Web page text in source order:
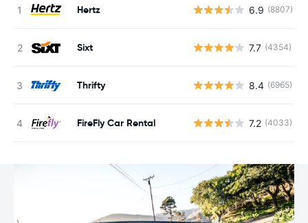
Hertz 6.9 (8807)
Sixt 7.7 (4354)
Thrifty 8.4 (6965)
FireFly Car Rental 7.2 (4033)